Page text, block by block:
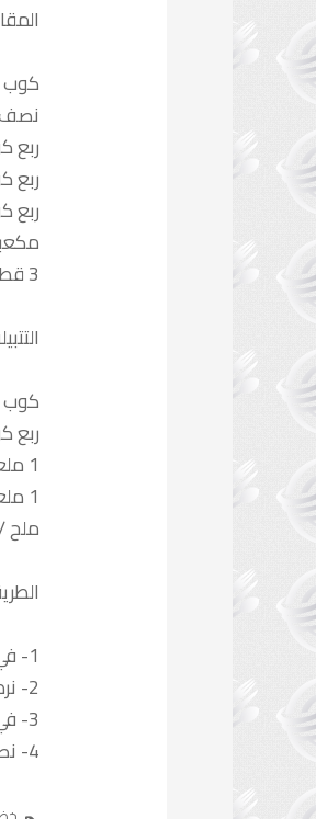
ربع
ربع
ربع
3 قطع من جبن الموتزريلا ستيكس أو جبن مبشور اذا لم يتوفر
كوب
ربع
1 ملعقة كبيرة مايونيز
1 ملعقة صغيرة مستردة
ملح
1- في صحن التقديم نرص الخس ثم باقي الخضار حسب الرغبة
2- نرص قطع الخبز و جبن الموتزريلا بعد تقطيعه الي قطع صغيرة
3- في وعاء نضيف مكونات التتبيلة و نخلطها جيدا
4- نصبها فوق السلطة و نزين بأوراق النعناع و تقدم